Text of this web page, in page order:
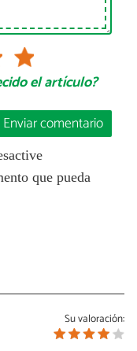
el artículo?
Enviar comentario
que pueda
Su valoración: